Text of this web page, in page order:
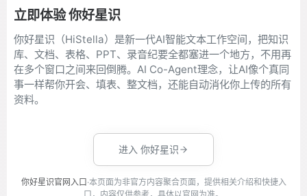
立即体验 你好星识
你好星识（HiStella）是新一代AI智能文本工作空间，把知识
库、文档、表格、PPT、录音纪要全都塞进一个地方，不用再
在多个窗口之间来回倒腾。AI Co-Agent理念，让AI像个真同
事一样帮你开会、填表、整文档，还能自动消化你上传的所有
资料。
进入 你好星识
你好星识官网入口 ·本页面为非官方内容聚合页面，提供相关介绍和快捷入